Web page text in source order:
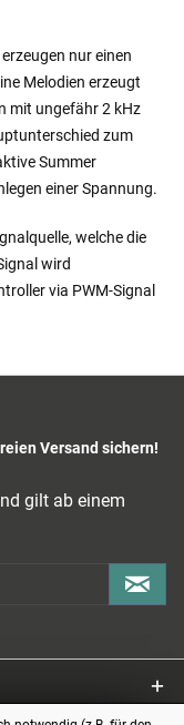
nur einen
Melodien erzeugt
mit ungefähr 2 kHz
zum
Summer
einer Spannung.
welche die
wird
via PWM-Signal
Versand sichern!
gilt ab einem